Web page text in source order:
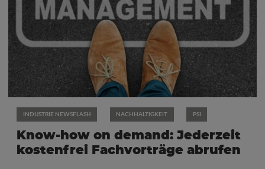
INDUSTRIE NEWSFLASH NACHHALTIGKEIT PSI
Know-how on demand: Jederzeit
kostenfrei Fachvorträge abrufen